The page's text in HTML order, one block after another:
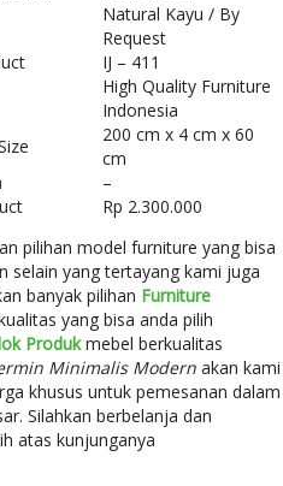
Natural Kayu / By
Request
IJ – 411
High Quality Furniture
Indonesia
200 cm x 4 cm x 60
cm
–
Rp 2.300.000
pilihan model furniture yang bisa
selain yang tertayang kami juga
banyak pilihan Furniture
yang bisa anda pilih
Produkmebel berkualitas
Minimalis Modernakan kami
khusus untuk pemesanan dalam
Silahkan berbelanja dan
atas kunjunganya